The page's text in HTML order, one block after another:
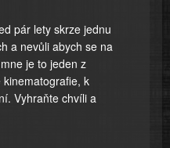
pár lety skrze jednu
a nevůli abych se na
je to jeden z
k
Vyhraňte chvíli a